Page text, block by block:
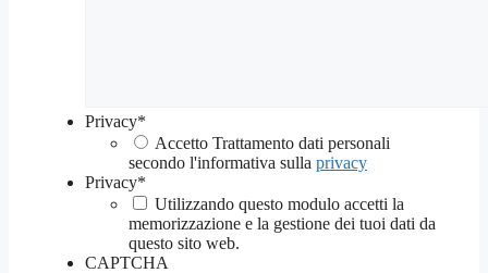
Privacy*
Accetto Trattamento dati personali
secondo l'informativa sulla privacy
Privacy*
Utilizzando questo modulo accetti la
memorizzazione e la gestione dei tuoi dati da
questo sito web.
CAPTCHA